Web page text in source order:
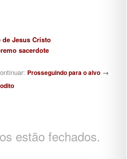
de Jesus Cristo
sacerdote
Prosseguindo para o alvo →
estão fechados.